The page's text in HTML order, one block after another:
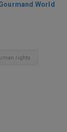
World
rights